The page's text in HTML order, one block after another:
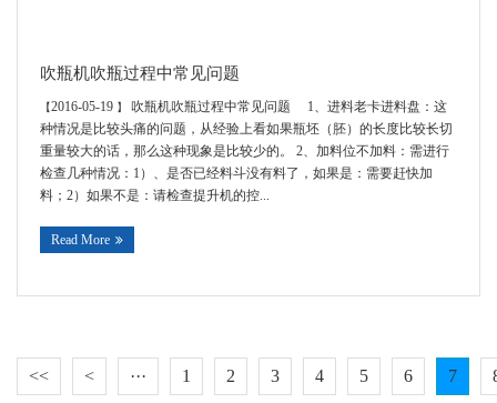
吹瓶机吹瓶过程中常见问题
【2016-05-19 】
吹瓶机吹瓶过程中常见问题 1、进料老卡进料盘：这
种情况是比较头痛的问题，从经验上看如果瓶坯（胚）的长度比较长切
重量较大的话，那么这种现象是比较少的。 2、加料位不加料：需进行
检查几种情况：1）、是否已经料斗没有料了，如果是：需要赶快加
料；2）如果不是：请检查提升机的控...
Read More
<< < ··· 1 2 3 4 5 6 7